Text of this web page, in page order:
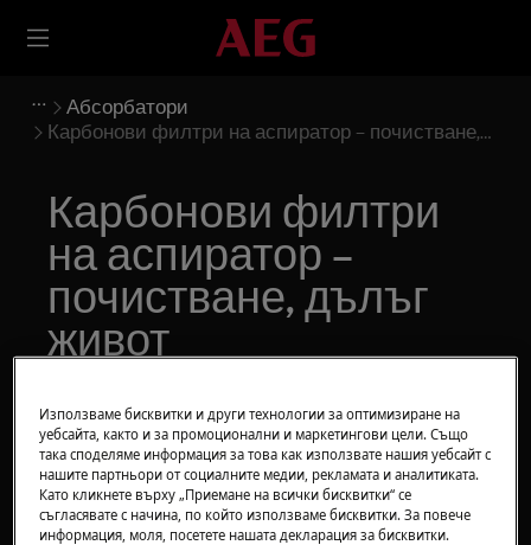
Абсорбатори
Карбонови филтри на аспиратор – почистване,
Карбонови филтри
на аспиратор –
почистване, дълъг
живот
Решение
Използваме бисквитки и други технологии за оптимизиране на
уебсайта, както и за промоционални и маркетингови цели. Също
така споделяме информация за това как използвате нашия уебсайт с
нашите партньори от социалните медии, рекламата и аналитиката.
Като кликнете върху „Приемане на всички бисквитки“ се
съгласявате с начина, по който използваме бисквитки. За повече
информация, моля, посетете нашата декларация за бисквитки.